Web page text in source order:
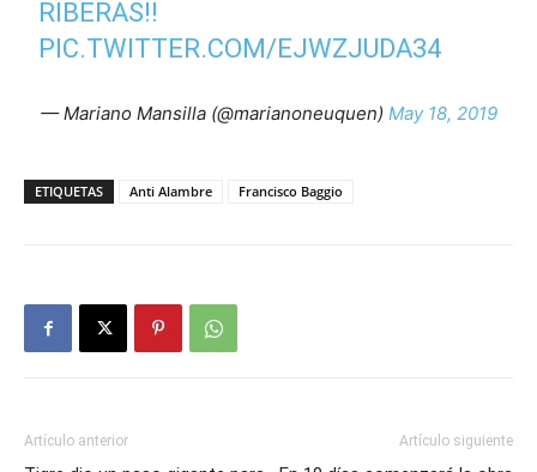
RIBERAS!!
PIC.TWITTER.COM/EJWZJUDA34
— Mariano Mansilla (@marianoneuquen) May 18, 2019
ETIQUETAS Anti Alambre Francisco Baggio
Artículo anterior Artículo siguiente